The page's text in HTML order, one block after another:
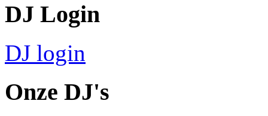
DJ Login
DJ login
Onze DJ's